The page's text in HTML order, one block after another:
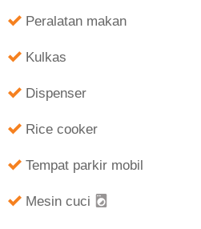
Peralatan makan
Kulkas
Dispenser
Rice cooker
Tempat parkir mobil
Mesin cuci